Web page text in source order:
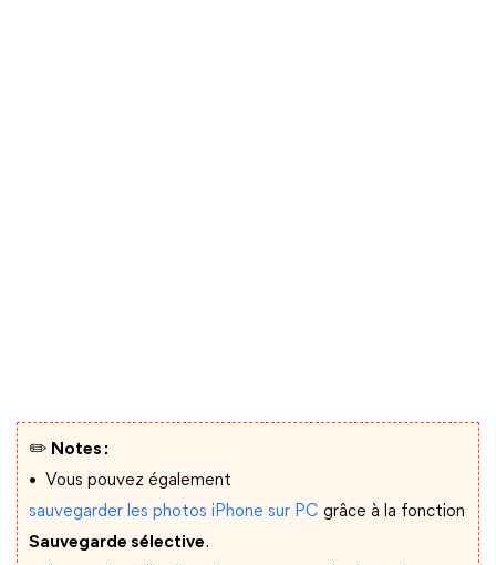
✏️ Notes :
• Vous pouvez également
sauvegarder les photos iPhone sur PC grâce à la fonction
Sauvegarde sélective.